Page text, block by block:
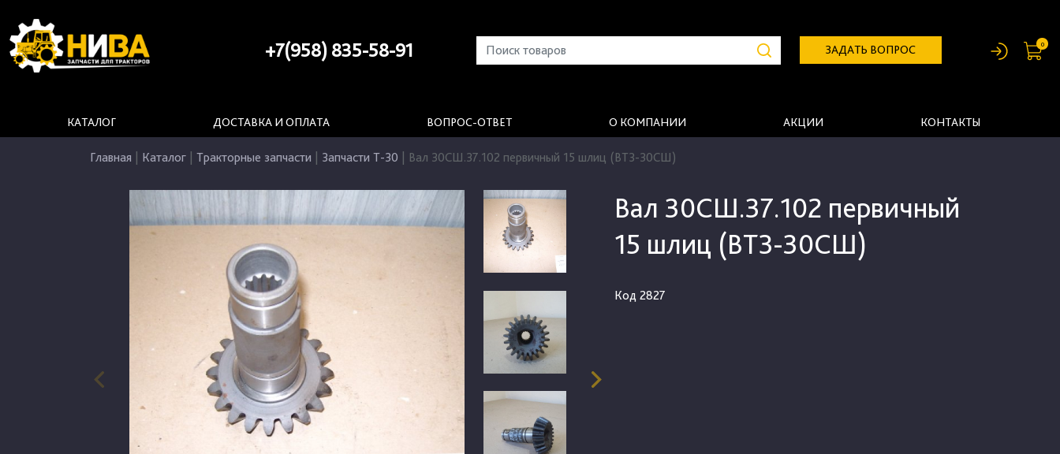
+7(958) 835-58-91 ЗАДАТЬ ВОПРОС 0
КАТАЛОГ ДОСТАВКА И ОПЛАТА ВОПРОС-ОТВЕТ О КОМПАНИИ АКЦИИ КОНТАКТЫ
Главная Каталог Тракторные запчасти Запчасти Т-30 Вал 30СШ.37.102 первичный 15 шлиц (ВТЗ-30СШ)
Вал 30СШ.37.102 первичный
15 шлиц (ВТЗ-30СШ)
Код 2827